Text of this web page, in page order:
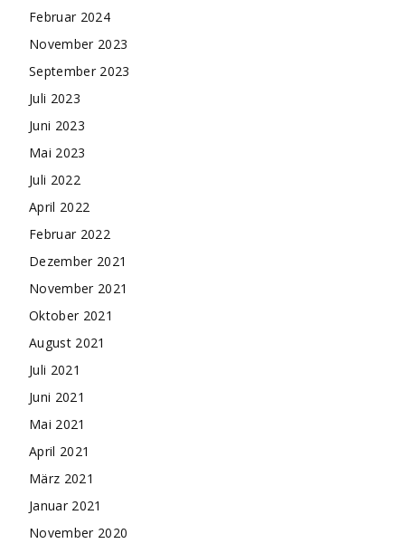
Februar 2024
November 2023
September 2023
Juli 2023
Juni 2023
Mai 2023
Juli 2022
April 2022
Februar 2022
Dezember 2021
November 2021
Oktober 2021
August 2021
Juli 2021
Juni 2021
Mai 2021
April 2021
März 2021
Januar 2021
November 2020